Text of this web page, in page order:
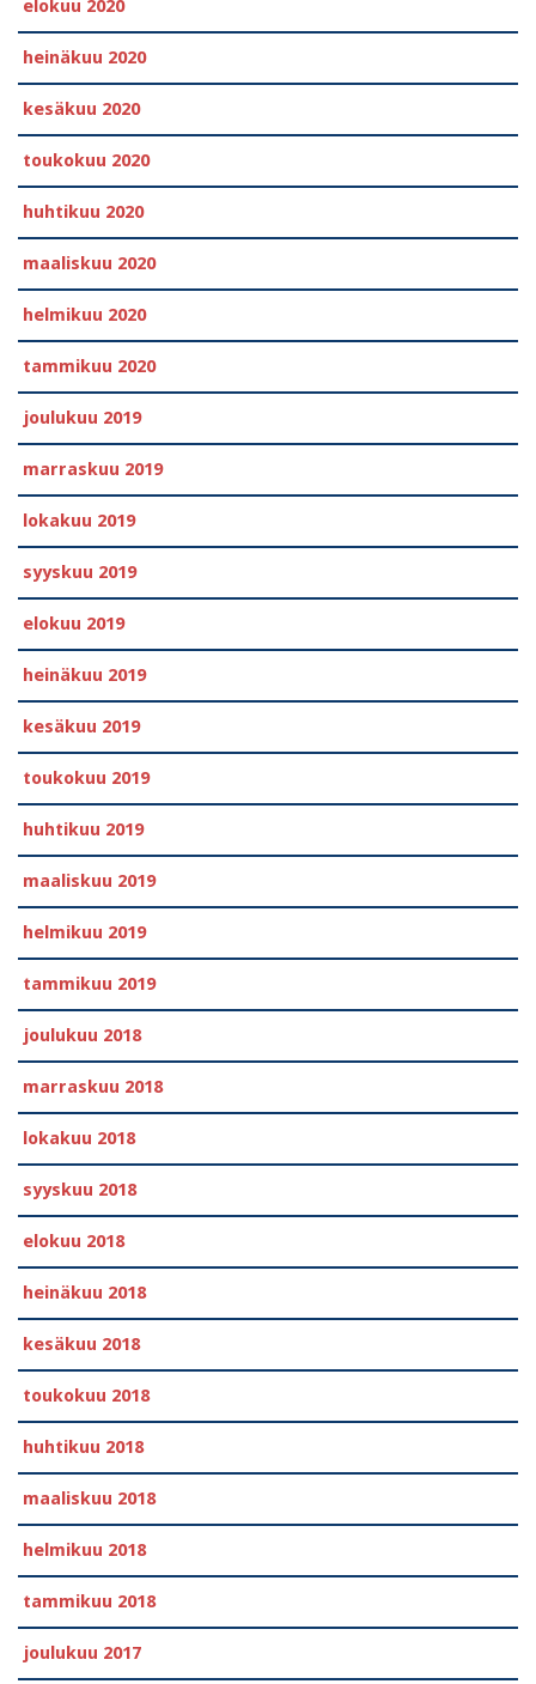
elokuu 2020
heinäkuu 2020
kesäkuu 2020
toukokuu 2020
huhtikuu 2020
maaliskuu 2020
helmikuu 2020
tammikuu 2020
joulukuu 2019
marraskuu 2019
lokakuu 2019
syyskuu 2019
elokuu 2019
heinäkuu 2019
kesäkuu 2019
toukokuu 2019
huhtikuu 2019
maaliskuu 2019
helmikuu 2019
tammikuu 2019
joulukuu 2018
marraskuu 2018
lokakuu 2018
syyskuu 2018
elokuu 2018
heinäkuu 2018
kesäkuu 2018
toukokuu 2018
huhtikuu 2018
maaliskuu 2018
helmikuu 2018
tammikuu 2018
joulukuu 2017